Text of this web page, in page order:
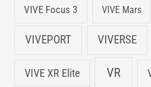
VIVE Focus 3 VIVE Mars
VIVEPORT VIVERSE
VIVE XR Elite VR